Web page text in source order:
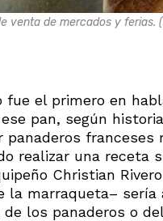
venta de mercados y ferias.
fue el primero en
pan, según
panaderos
realizar una receta
Christian
la marraqueta–
los panaderos o